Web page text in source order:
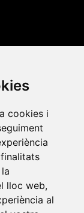
cookies i
lloc web,
al
d'Alacant
de
•Universitat